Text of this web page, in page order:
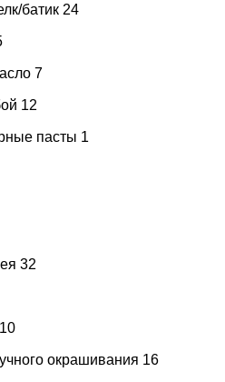
батик 24
7
12
пасты 1
32
10
окрашивания 16